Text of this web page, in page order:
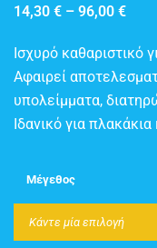
14,30 € – 96,00 €
Ισχυρό καθαριστικό
Αφαιρεί
υπολείμματα,
Ιδανικό για
Μέγεθος